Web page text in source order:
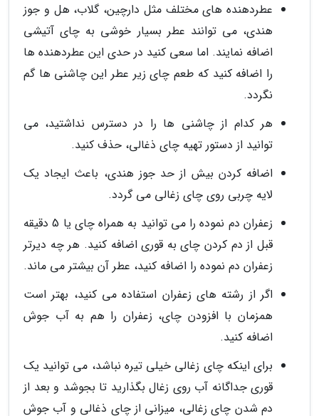
عطردهنده های مختلف مثل دارچین، گلاب، هل و جوز
هندی، می توانند عطر بسیار خوشی به چای آتیشی
اضافه نمایند. اما سعی کنید در حدی این عطردهنده ها
را اضافه کنید که طعم چای زیر عطر این چاشنی ها گم
نگردد.
هر کدام از چاشنی ها را در دسترس نداشتید، می
توانید از دستور تهیه چای ذغالی، حذف کنید.
اضافه کردن بیش از حد جوز هندی، باعث ایجاد یک
لایه چربی روی چای زغالی می گردد.
زعفران دم نموده را می توانید به همراه چای یا 5 دقیقه
قبل از دم کردن چای به قوری اضافه کنید. هر چه دیرتر
زعفران دم نموده را اضافه کنید، عطر آن بیشتر می ماند.
اگر از رشته های زعفران استفاده می کنید، بهتر است
همزمان با افزودن چای، زعفران را هم به آب جوش
اضافه کنید.
برای اینکه چای زغالی خیلی تیره نباشد، می توانید یک
قوری جداگانه آب روی زغال بگذارید تا بجوشد و بعد از
دم شدن چای زغالی، میزانی از چای ذغالی و آب جوش